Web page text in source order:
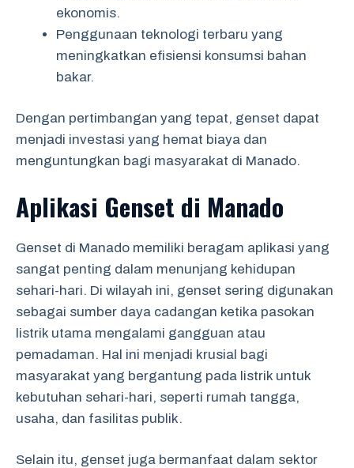
ekonomis.
Penggunaan teknologi terbaru yang
meningkatkan efisiensi konsumsi bahan
bakar.
Dengan pertimbangan yang tepat, genset dapat
menjadi investasi yang hemat biaya dan
menguntungkan bagi masyarakat di Manado.
Aplikasi Genset di Manado
Genset di Manado memiliki beragam aplikasi yang
sangat penting dalam menunjang kehidupan
sehari-hari. Di wilayah ini, genset sering digunakan
sebagai sumber daya cadangan ketika pasokan
listrik utama mengalami gangguan atau
pemadaman. Hal ini menjadi krusial bagi
masyarakat yang bergantung pada listrik untuk
kebutuhan sehari-hari, seperti rumah tangga,
usaha, dan fasilitas publik.
Selain itu, genset juga bermanfaat dalam sektor